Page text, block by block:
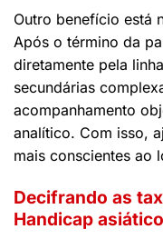
Outro benefício está
Após o término da
diretamente pela
secundárias
acompanhamento
analítico. Com isso,
mais conscientes ao
Decifrando as
Handicap